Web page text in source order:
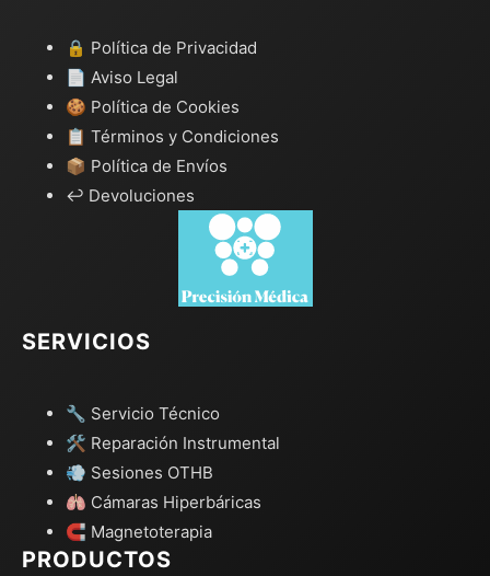
🔒 Política de Privacidad
📄 Aviso Legal
🍪 Política de Cookies
📋 Términos y Condiciones
📦 Política de Envíos
↩️ Devoluciones
SERVICIOS
🔧 Servicio Técnico
🛠️ Reparación Instrumental
💨 Sesiones OTHB
🫁 Cámaras Hiperbáricas
🧲 Magnetoterapia
PRODUCTOS